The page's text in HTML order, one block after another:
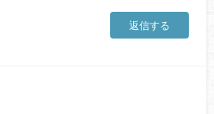
返信する